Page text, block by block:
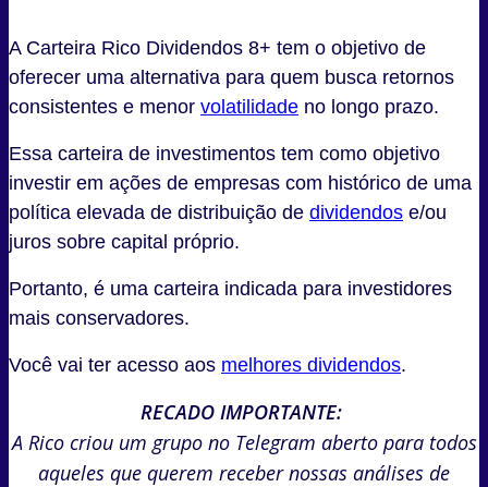
A Carteira Rico Dividendos 8+ tem o objetivo de
oferecer uma alternativa para quem busca retornos
consistentes e menor volatilidade no longo prazo.
Essa carteira de investimentos tem como objetivo
investir em ações de empresas com histórico de uma
política elevada de distribuição de dividendos e/ou
juros sobre capital próprio.
Portanto, é uma carteira indicada para investidores
mais conservadores.
Você vai ter acesso aos melhores dividendos.
RECADO IMPORTANTE:
A Rico criou um grupo no Telegram aberto para todos
aqueles que querem receber nossas análises de